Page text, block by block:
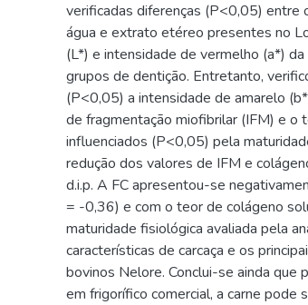
verificadas diferenças (P<0,05) entre
água e extrato etéreo presentes no
(L*) e intensidade de vermelho (a*)
grupos de dentição. Entretanto,
(P<0,05) a intensidade de amarelo
de fragmentação miofibrilar (IFM) e o
influenciados (P<0,05) pela
redução dos valores de IFM e
d.i.p. A FC apresentou-se
= -0,36) e com o teor de colágeno
maturidade fisiológica avaliada pela
características de carcaça e os
bovinos Nelore. Conclui-se ainda que
em frigorífico comercial, a carne pode